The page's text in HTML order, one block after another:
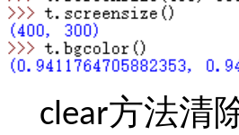
clear方法清